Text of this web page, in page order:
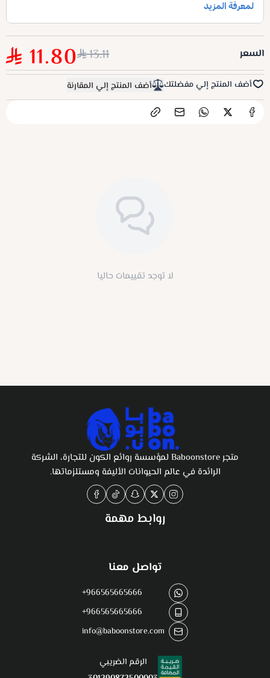
السعر 13.11
11.80
أضف المنتج إلي مفضلتك أضف المنتج إلي المقارنة
لا توجد تقييمات حاليا
متجر Baboonstore لمؤسسة روائع الكون للتجارة، الشركة
الرائدة في عالم الحيوانات الأليفة ومستلزماتها.
روابط مهمة
تواصل معنا
+966565665666
+966565665666
info@baboonstore.com
الرقم الضريبي